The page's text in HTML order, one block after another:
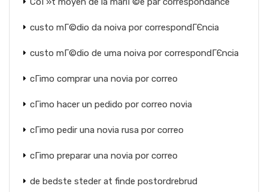
custo mГ©dio da noiva por correspondГЄncia
custo mГ©dio de uma noiva por correspondГЄncia
cГіmo comprar una novia por correo
cГіmo hacer un pedido por correo novia
cГіmo pedir una novia rusa por correo
cГіmo preparar una novia por correo
de bedste steder at finde postordrebrud